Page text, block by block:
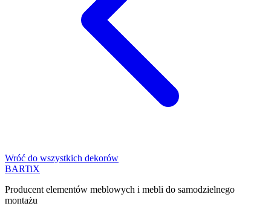
Wróć do wszystkich dekorów
BARTiX
Producent elementów meblowych i mebli do samodzielnego
montażu